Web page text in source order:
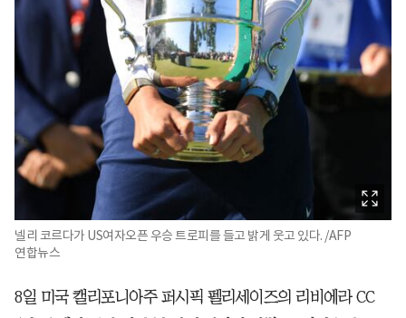
넬리 코르다가 US여자오픈 우승 트로피를 들고 밝게 웃고 있다. /AFP
연합뉴스
8일 미국 캘리포니아주 퍼시픽 펠리세이즈의 리비에라 CC